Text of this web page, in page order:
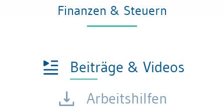
Finanzen & Steuern
Beiträge & Videos
Arbeitshilfen